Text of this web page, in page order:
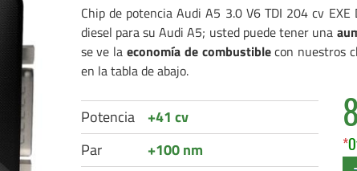
Chip de potencia Audi A5 3.0 V6 TDI 204 cv
diesel para su Audi A5; usted puede tener una
se ve la economía de combustiblecon nuestros
en la tabla de abajo.
Potencia
+41 cv
Par
+100 nm
*